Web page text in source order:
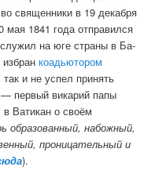
священники в 19 декабря
мая 1841 года отправился
на юге страны в Ба-
избранкоадьютором
и не успел принять
— первый викарий папы
Ватикан о своём
образованный, набожный,
проницательный и
).